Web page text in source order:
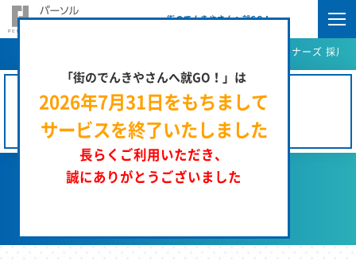
街のでんきやさんへ就GO！
「街のでんきやさんへ就GO！」は
2026年7月31日をもちまして
サービスを終了いたしました
長らくご利用いただき、
誠にありがとうございました
街のでんきやさんへ就GO！ | パーソルエクセルＨＲパートナーズ 採用
この工事のお仕事の募集は終了しています。